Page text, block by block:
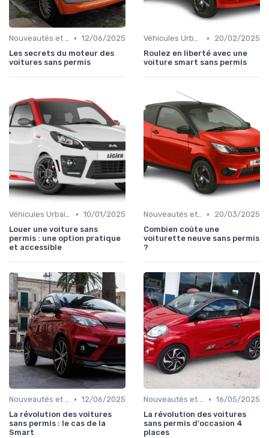
Nouveautés et Tendances • 12/06/2025
Les secrets du moteur des
voitures sans permis
Véhicules Urbains •
20/02/2025
Roulez en liberté avec une
voiture smart sans permis
Véhicules Urbains • 10/01/2025
Louer une voiture sans
permis : une option pratique
et accessible
Nouveautés et Tendances •
20/03/2025
Combien coûte une
voiturette neuve sans permis
?
Nouveautés et Tendances • 12/06/2025
La révolution des voitures
sans permis : le cas de la
Smart
Nouveautés et Tendances • 16/05/2025
La révolution des voitures
sans permis d'occasion 4
places